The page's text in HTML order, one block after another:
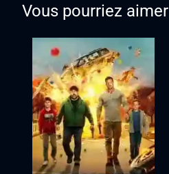
Vous pourriez aimer